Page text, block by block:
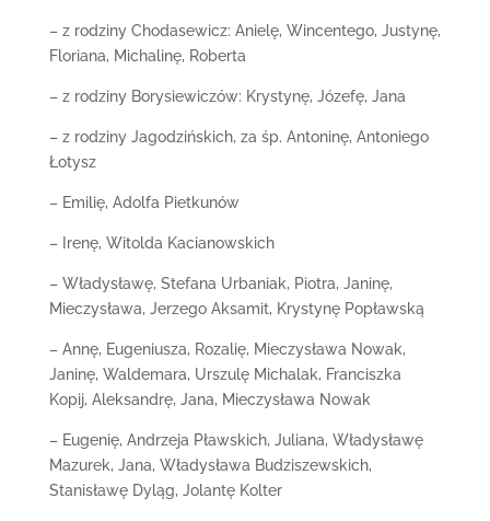
– z rodziny Chodasewicz: Anielę, Wincentego, Justynę,
Floriana, Michalinę, Roberta
– z rodziny Borysiewiczów: Krystynę, Józefę, Jana
– z rodziny Jagodzińskich, za śp. Antoninę, Antoniego
Łotysz
– Emilię, Adolfa Pietkunów
– Irenę, Witolda Kacianowskich
– Władysławę, Stefana Urbaniak, Piotra, Janinę,
Mieczysława, Jerzego Aksamit, Krystynę Popławską
– Annę, Eugeniusza, Rozalię, Mieczysława Nowak,
Janinę, Waldemara, Urszulę Michalak, Franciszka
Kopij, Aleksandrę, Jana, Mieczysława Nowak
– Eugenię, Andrzeja Pławskich, Juliana, Władysławę
Mazurek, Jana, Władysława Budziszewskich,
Stanisławę Dyląg, Jolantę Kolter